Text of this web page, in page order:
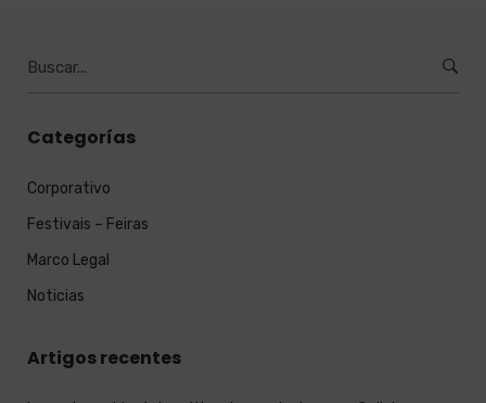
Categorías
Corporativo
Festivais – Feiras
Marco Legal
Noticias
Artigos recentes